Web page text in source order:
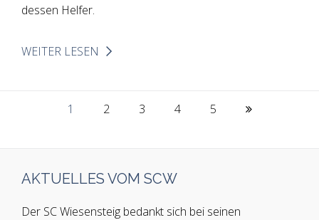
dessen Helfer.
WEITER LESEN
1 2 3 4 5
AKTUELLES VOM SCW
Der SC Wiesensteig bedankt sich bei seinen